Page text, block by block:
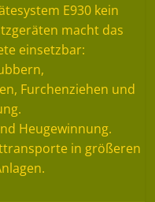
E930 kein
macht das
einsetzbar:
Furchenziehen und
Heugewinnung.
in größeren